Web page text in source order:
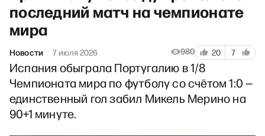
последний матч на чемпионате
мира
Новости 7 июля 2026 980 20 7
Испания обыграла Португалию в 1/8
Чемпионата мира по футболу со счётом 1:0 —
единственный гол забил Микель Мерино на
90+1 минуте.